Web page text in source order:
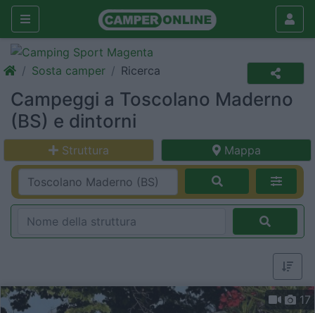
Sosta camper Ricerca
Campeggi a Toscolano Maderno
(BS) e dintorni
Struttura Mappa
17